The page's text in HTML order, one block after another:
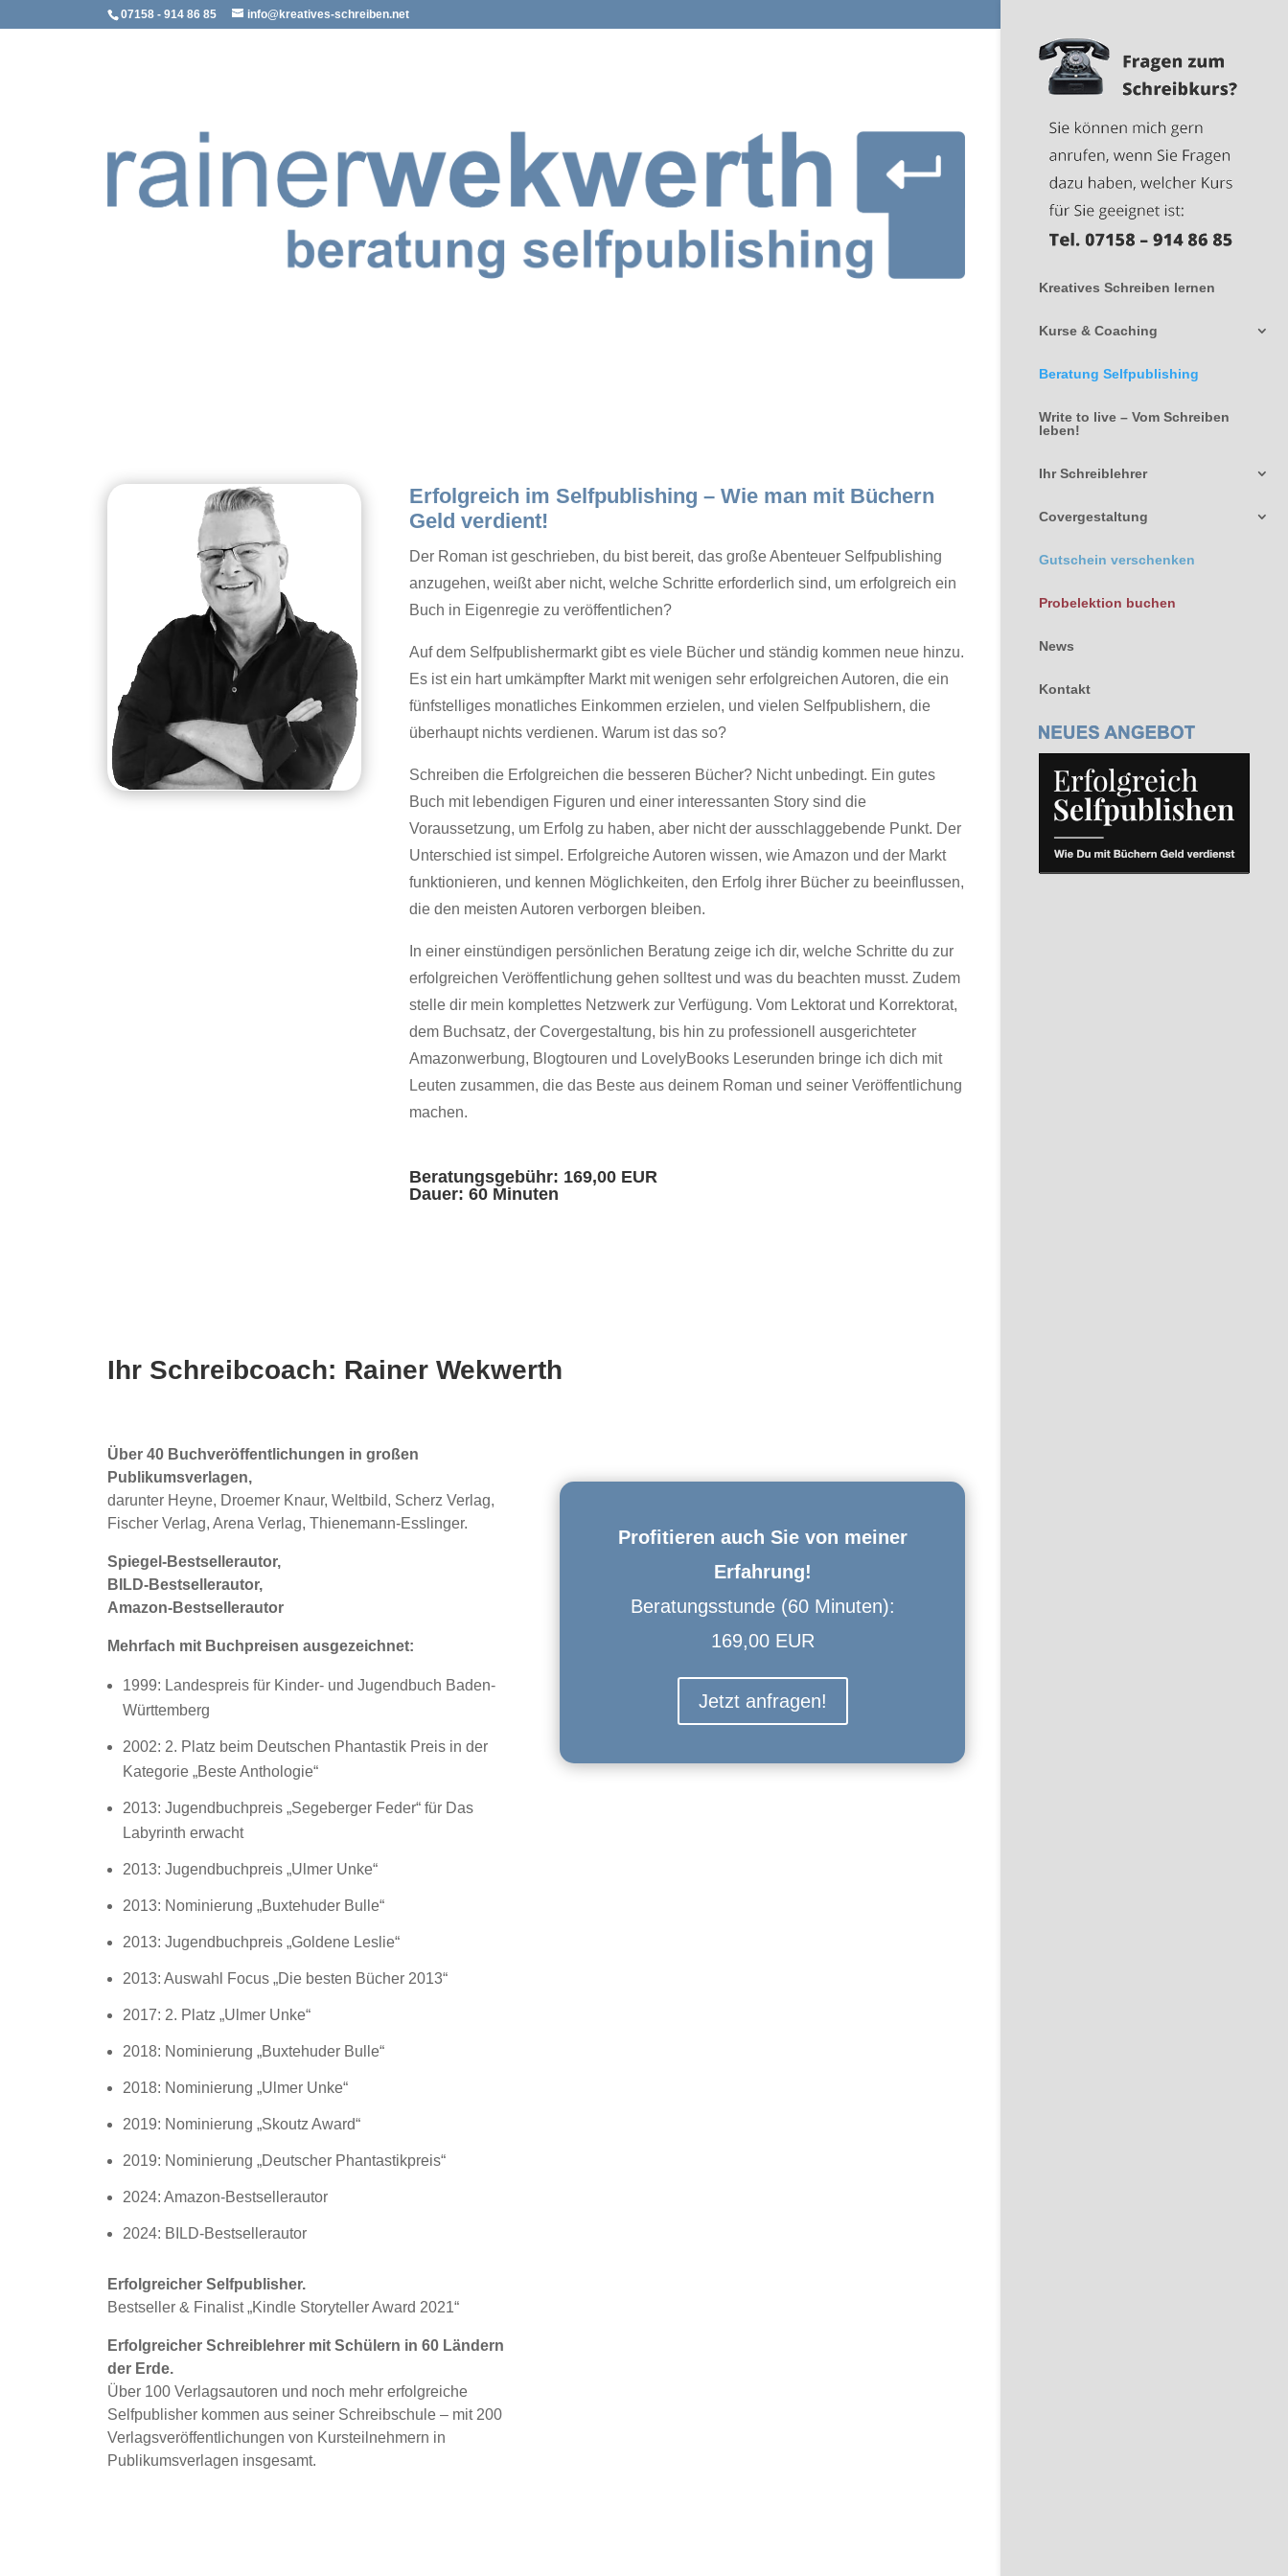
07158 - 914 86 85 info@kreatives-schreiben.net
Kreatives Schreiben lernen
Kurse & Coaching
Beratung Selfpublishing
Write to live – Vom Schreiben
leben!
Ihr Schreiblehrer
Covergestaltung
Gutschein verschenken
Probelektion buchen
News
Kontakt
Erfolgreich im Selfpublishing – Wie man mit Büchern
Geld verdient!
Der Roman ist geschrieben, du bist bereit, das große Abenteuer Selfpublishing
anzugehen, weißt aber nicht, welche Schritte erforderlich sind, um erfolgreich ein
Buch in Eigenregie zu veröffentlichen?
Auf dem Selfpublishermarkt gibt es viele Bücher und ständig kommen neue hinzu.
Es ist ein hart umkämpfter Markt mit wenigen sehr erfolgreichen Autoren, die ein
fünfstelliges monatliches Einkommen erzielen, und vielen Selfpublishern, die
überhaupt nichts verdienen. Warum ist das so?
Schreiben die Erfolgreichen die besseren Bücher? Nicht unbedingt. Ein gutes
Buch mit lebendigen Figuren und einer interessanten Story sind die
Voraussetzung, um Erfolg zu haben, aber nicht der ausschlaggebende Punkt. Der
Unterschied ist simpel. Erfolgreiche Autoren wissen, wie Amazon und der Markt
funktionieren, und kennen Möglichkeiten, den Erfolg ihrer Bücher zu beeinflussen,
die den meisten Autoren verborgen bleiben.
In einer einstündigen persönlichen Beratung zeige ich dir, welche Schritte du zur
erfolgreichen Veröffentlichung gehen solltest und was du beachten musst. Zudem
stelle dir mein komplettes Netzwerk zur Verfügung. Vom Lektorat und Korrektorat,
dem Buchsatz, der Covergestaltung, bis hin zu professionell ausgerichteter
Amazonwerbung, Blogtouren und LovelyBooks Leserunden bringe ich dich mit
Leuten zusammen, die das Beste aus deinem Roman und seiner Veröffentlichung
machen.
Beratungsgebühr: 169,00 EUR
Dauer: 60 Minuten
Ihr Schreibcoach: Rainer Wekwerth
Über 40 Buchveröffentlichungen in großen
Publikumsverlagen,
darunter Heyne, Droemer Knaur, Weltbild, Scherz Verlag,
Fischer Verlag, Arena Verlag, Thienemann-Esslinger.
Spiegel-Bestsellerautor,
BILD-Bestsellerautor,
Amazon-Bestsellerautor
Mehrfach mit Buchpreisen ausgezeichnet:
1999: Landespreis für Kinder- und Jugendbuch Baden-
Württemberg
2002: 2. Platz beim Deutschen Phantastik Preis in der
Kategorie „Beste Anthologie“
2013: Jugendbuchpreis „Segeberger Feder“ für Das
Labyrinth erwacht
2013: Jugendbuchpreis „Ulmer Unke“
2013: Nominierung „Buxtehuder Bulle“
2013: Jugendbuchpreis „Goldene Leslie“
2013: Auswahl Focus „Die besten Bücher 2013“
2017: 2. Platz „Ulmer Unke“
2018: Nominierung „Buxtehuder Bulle“
2018: Nominierung „Ulmer Unke“
2019: Nominierung „Skoutz Award“
2019: Nominierung „Deutscher Phantastikpreis“
2024: Amazon-Bestsellerautor
2024: BILD-Bestsellerautor
Erfolgreicher Selfpublisher.
Bestseller & Finalist „Kindle Storyteller Award 2021“
Erfolgreicher Schreiblehrer mit Schülern in 60 Ländern
der Erde.
Über 100 Verlagsautoren und noch mehr erfolgreiche
Selfpublisher kommen aus seiner Schreibschule – mit 200
Verlagsveröffentlichungen von Kursteilnehmern in
Publikumsverlagen insgesamt.
Profitieren auch Sie von meiner
Erfahrung!
Beratungsstunde (60 Minuten):
169,00 EUR
Jetzt anfragen!